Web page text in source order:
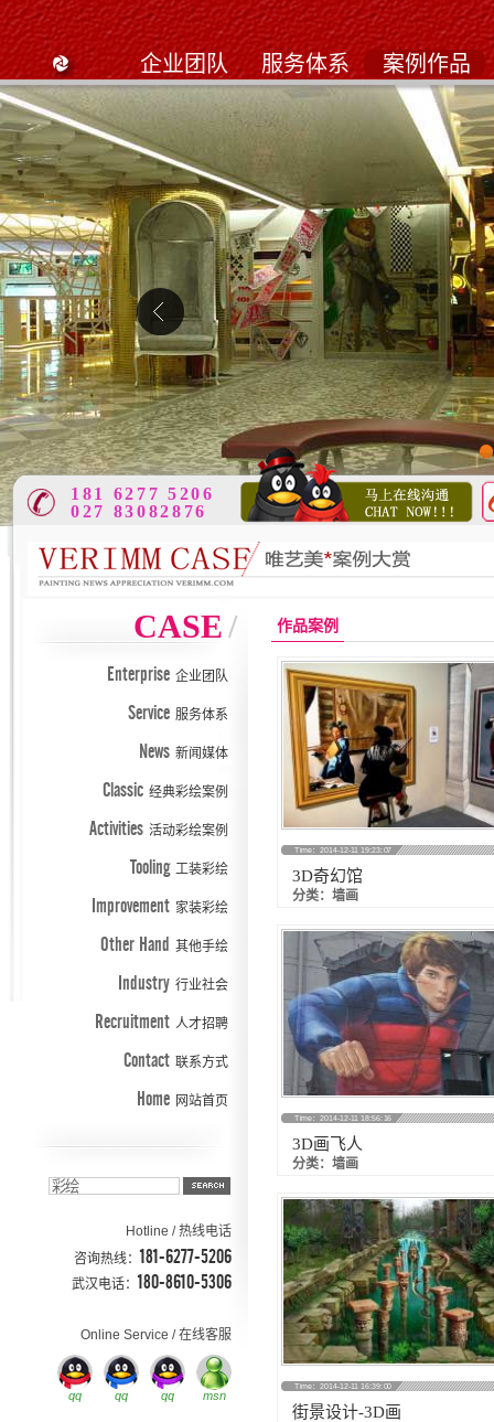
企业团队 服务体系 案例作品
1
181 6277 5206
027 83082876
作品案例
Time：2014-12-11 19:23:07
3D奇幻馆
分类：墙画
Time：2014-12-11 18:56:16
3D画飞人
分类：墙画
Time：2014-12-11 16:39:00
街景设计-3D画
CASE/
Enterprise 企业团队
Service 服务体系
News 新闻媒体
Classic 经典彩绘案例
Activities 活动彩绘案例
Tooling 工装彩绘
Improvement 家装彩绘
Other Hand 其他手绘
Industry 行业社会
Recruitment 人才招聘
Contact 联系方式
Home 网站首页
Hotline / 热线电话
咨询热线： 181-6277-5206
武汉电话： 180-8610-5306
Online Service / 在线客服
qq qq qq msn